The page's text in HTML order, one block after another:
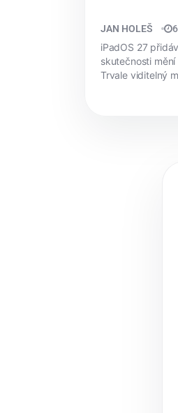
JAN HOLEŠ
iPadOS 27
skutečnosti
Trvale viditelný